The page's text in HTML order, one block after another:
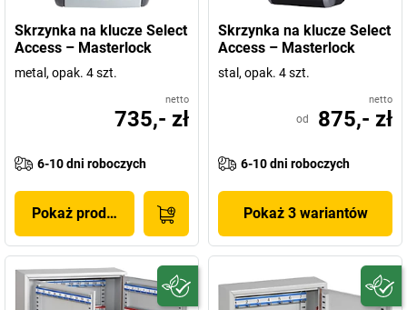
Skrzynka na klucze Select
Access – Masterlock
metal, opak. 4 szt.
netto
735,- zł
6-10 dni roboczych
Pokaż produkt
Skrzynka na klucze Select
Access – Masterlock
stal, opak. 4 szt.
netto
od 875,- zł
6-10 dni roboczych
Pokaż 3 wariantów